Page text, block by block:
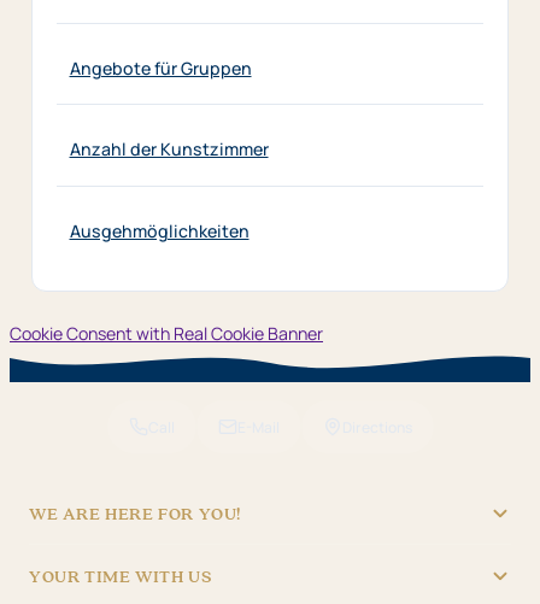
Angebote für Gruppen
Anzahl der Kunstzimmer
Ausgehmöglichkeiten
Cookie Consent with Real Cookie Banner
WE ARE HERE FOR YOU!
YOUR TIME WITH US